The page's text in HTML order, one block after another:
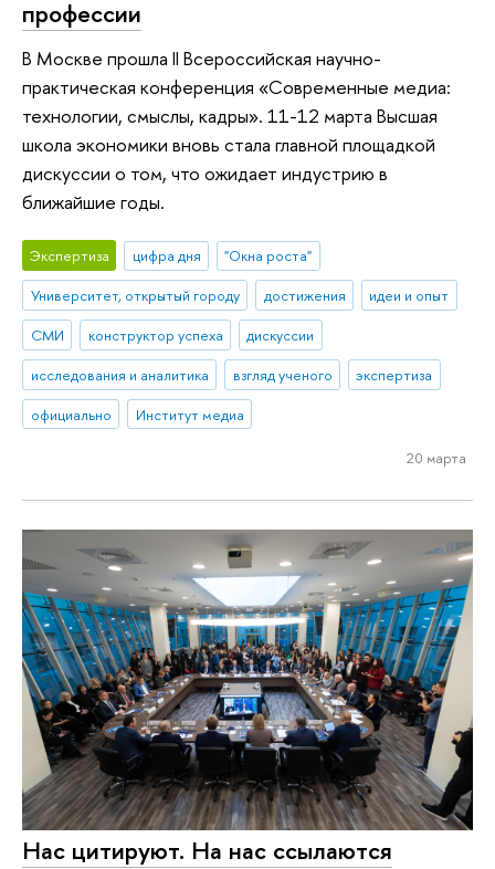
профессии
В Москве прошла II Всероссийская научно-
практическая конференция «Современные медиа:
технологии, смыслы, кадры». 11-12 марта Высшая
школа экономики вновь стала главной площадкой
дискуссии о том, что ожидает индустрию в
ближайшие годы.
Экспертиза цифра дня
"Окна роста"
Университет, открытый городу
достижения
идеи и опыт
СМИ
конструктор успеха
дискуссии
исследования и аналитика
взгляд ученого
экспертиза
официально
Институт медиа
20 марта
Нас цитируют. На нас ссылаются